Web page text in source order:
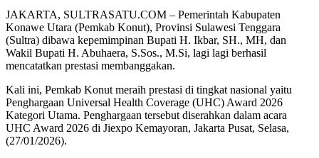
JAKARTA, SULTRASATU.COM – Pemerintah Kabupaten
Konawe Utara (Pemkab Konut), Provinsi Sulawesi Tenggara
(Sultra) dibawa kepemimpinan Bupati H. Ikbar, SH., MH, dan
Wakil Bupati H. Abuhaera, S.Sos., M.Si, lagi lagi berhasil
mencatatkan prestasi membanggakan.
Kali ini, Pemkab Konut meraih prestasi di tingkat nasional yaitu
Penghargaan Universal Health Coverage (UHC) Award 2026
Kategori Utama. Penghargaan tersebut diserahkan dalam acara
UHC Award 2026 di Jiexpo Kemayoran, Jakarta Pusat, Selasa,
(27/01/2026).